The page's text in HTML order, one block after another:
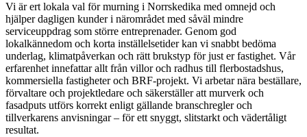
Vi är ert lokala val för murning i Norrskedika med omnejd och
hjälper dagligen kunder i närområdet med såväl mindre
serviceuppdrag som större entreprenader. Genom god
lokalkännedom och korta inställelsetider kan vi snabbt bedöma
underlag, klimatpåverkan och rätt brukstyp för just er fastighet. Vår
erfarenhet innefattar allt från villor och radhus till flerbostadshus,
kommersiella fastigheter och BRF-projekt. Vi arbetar nära beställare,
förvaltare och projektledare och säkerställer att murverk och
fasadputs utförs korrekt enligt gällande branschregler och
tillverkarens anvisningar – för ett snyggt, slitstarkt och vädertåligt
resultat.